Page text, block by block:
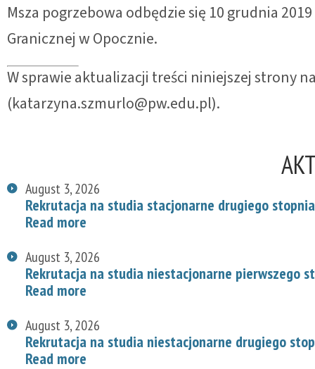
Msza pogrzebowa odbędzie się 10 grudnia
Granicznej w Opocznie.
W sprawie aktualizacji treści niniejszej strony
(katarzyna.szmurlo@pw.edu.pl).
August 3, 2026
Rekrutacja na studia stacjonarne drugiego
Read more
August 3, 2026
Rekrutacja na studia niestacjonarne pierwszego
Read more
August 3, 2026
Rekrutacja na studia niestacjonarne drugiego
Read more